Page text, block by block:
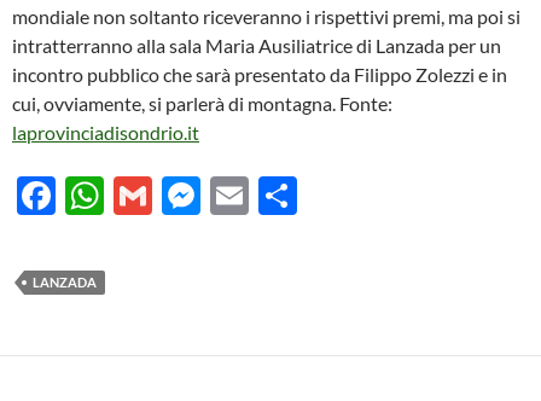
mondiale non soltanto riceveranno i rispettivi premi, ma poi si
intratterranno alla sala Maria Ausiliatrice di Lanzada per un
incontro pubblico che sarà presentato da Filippo Zolezzi e in
cui, ovviamente, si parlerà di montagna. Fonte:
laprovinciadisondrio.it
F
e
b
o
W
at
s
A
G
M
g
E
vi
LANZADA